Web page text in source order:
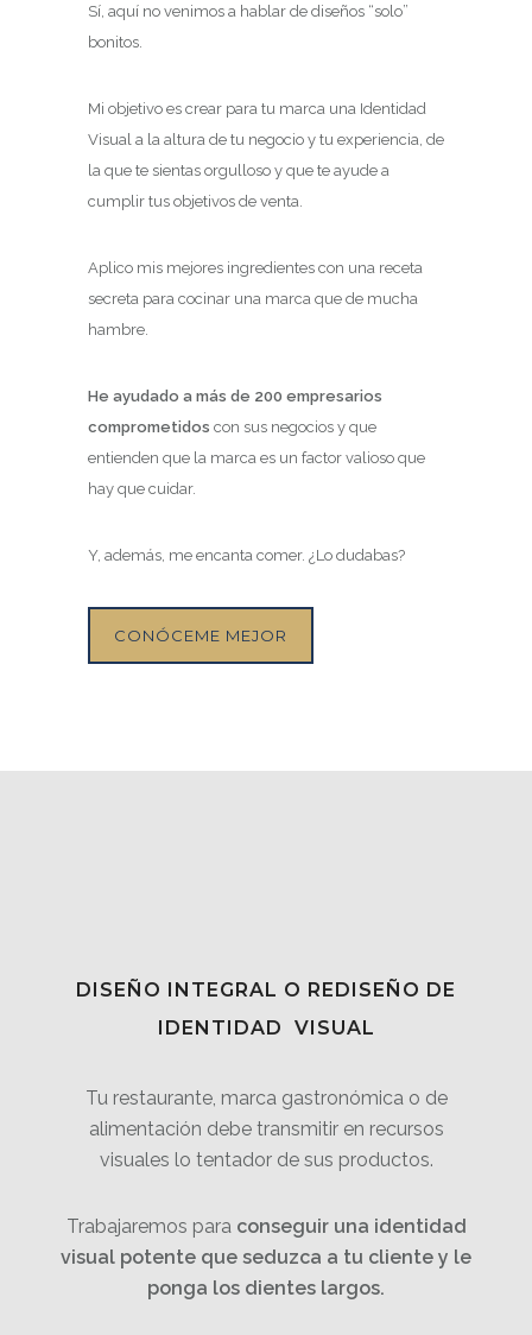
Sí, aquí no venimos a hablar de diseños “solo”
bonitos.
Mi objetivo es crear para tu marca una Identidad
Visual a la altura de tu negocio y tu experiencia, de
la que te sientas orgulloso y que te ayude a
cumplir tus objetivos de venta.
Aplico mis mejores ingredientes con una receta
secreta para cocinar una marca que de mucha
hambre.
He ayudado a más de 200 empresarios
comprometidos con sus negocios y que
entienden que la marca es un factor valioso que
hay que cuidar.
Y, además, me encanta comer. ¿Lo dudabas?
CONÓCEME MEJOR
DISEÑO INTEGRAL O REDISEÑO DE
IDENTIDAD VISUAL
Tu restaurante, marca gastronómica o de
alimentación debe transmitir en recursos
visuales lo tentador de sus productos.
Trabajaremos para conseguir una identidad
visual potente que seduzca a tu cliente y le
ponga los dientes largos.